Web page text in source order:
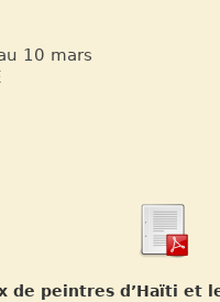
10 mars
de peintres d’Haïti et